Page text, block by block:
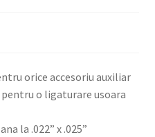
orice accesoriu auxiliar
o ligaturare usoara
la .022” x .025”